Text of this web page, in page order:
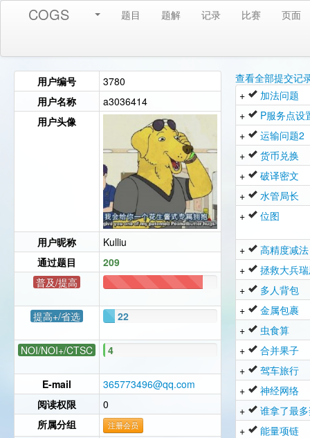
COGS 题目 题解 记录 比赛 页面
用户编号
3780
用户名称
a3036414
用户头像
用户昵称
Kulliu
通过题目
209
普及/提高
提高+/省选
22
NOI/NOI+/CTSC 4
E-mail
365773496@qq.com
阅读权限
0
所属分组
注册会员
查看全部提交记
+
加法问题
+
P服务点设
+
运输问题2
+
货币兑换
+
破译密文
+
水管局长
+
位图
+
高精度减法
+
拯救大兵
+
多人背包
+
金属包裹
+
虫食算
+
合并果子
+
驾车旅行
+
神经网络
+
谁拿了最
+
能量项链